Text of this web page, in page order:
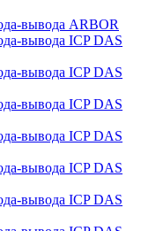
вывода ARBOR
вывода ICP DAS
вывода ICP DAS
вывода ICP DAS
вывода ICP DAS
вывода ICP DAS
вывода ICP DAS